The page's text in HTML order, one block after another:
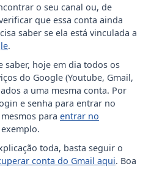
o seu canal ou, de
que essa conta ainda
saber se ela está vinculada a
.
saber, hoje em dia todos os
do Google (Youtube, Gmail,
a uma mesma conta. Por
e senha para entrar no
para entrar no
toda, basta seguir o
conta do Gmail aqui. Boa